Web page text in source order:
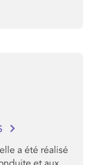
a été réalisé